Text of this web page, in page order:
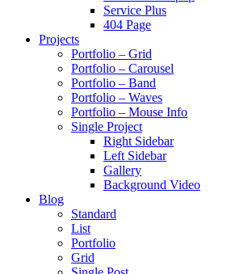
Service Plus
404 Page
Projects
Portfolio – Grid
Portfolio – Carousel
Portfolio – Band
Portfolio – Waves
Portfolio – Mouse Info
Single Project
Right Sidebar
Left Sidebar
Gallery
Background Video
Blog
Standard
List
Portfolio
Grid